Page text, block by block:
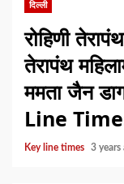
दिल्ली
रोहिणी
तेरापंथ
ममता जैन
Line
Key line times 3 years